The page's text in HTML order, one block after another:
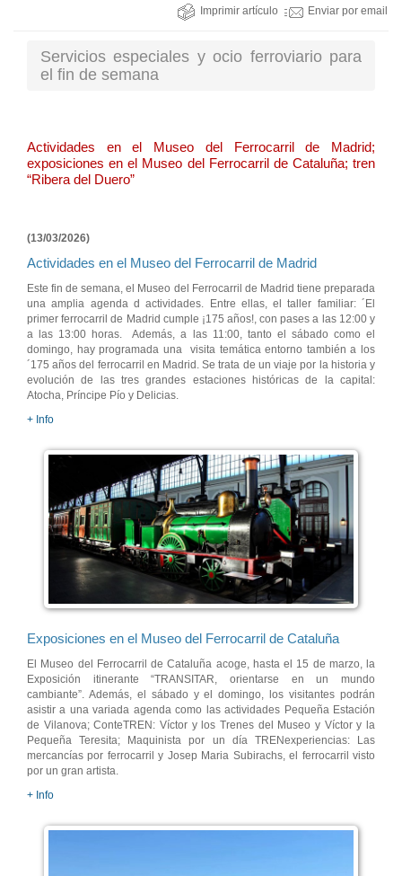
Imprimir artículo Enviar por email
Servicios especiales y ocio ferroviario para
el fin de semana
Actividades en el Museo del Ferrocarril de Madrid;
exposiciones en el Museo del Ferrocarril de Cataluña; tren
“Ribera del Duero”
(13/03/2026)
Actividades en el Museo del Ferrocarril de Madrid
Este fin de semana, el Museo del Ferrocarril de Madrid tiene preparada
una amplia agenda d actividades. Entre ellas, el taller familiar: ´El
primer ferrocarril de Madrid cumple ¡175 años!, con pases a las 12:00 y
a las 13:00 horas. Además, a las 11:00, tanto el sábado como el
domingo, hay programada una visita temática entorno también a los
´175 años del ferrocarril en Madrid. Se trata de un viaje por la historia y
evolución de las tres grandes estaciones históricas de la capital:
Atocha, Príncipe Pío y Delicias.
+ Info
Exposiciones en el Museo del Ferrocarril de Cataluña
El Museo del Ferrocarril de Cataluña acoge, hasta el 15 de marzo, la
Exposición itinerante “TRANSITAR, orientarse en un mundo
cambiante”. Además, el sábado y el domingo, los visitantes podrán
asistir a una variada agenda como las actividades Pequeña Estación
de Vilanova; ConteTREN: Víctor y los Trenes del Museo y Víctor y la
Pequeña Teresita; Maquinista por un día TRENexperiencias: Las
mercancías por ferrocarril y Josep Maria Subirachs, el ferrocarril visto
por un gran artista.
+ Info